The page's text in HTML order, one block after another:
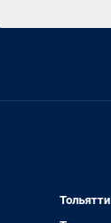
Тольятти